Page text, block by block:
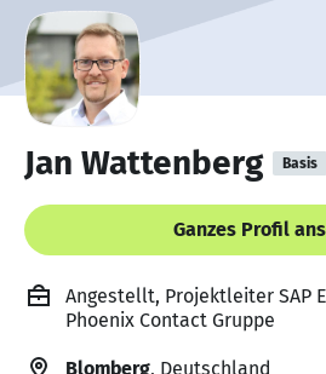
Jan Wattenberg Basis
Ganzes Profil
Angestellt, Projektleiter SAP
Phoenix Contact Gruppe
Blomberg, Deutschland